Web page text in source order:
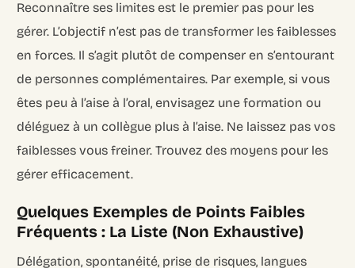
Reconnaître ses limites est le premier pas pour les
gérer. L’objectif n’est pas de transformer les faiblesses
en forces. Il s’agit plutôt de compenser en s’entourant
de personnes complémentaires. Par exemple, si vous
êtes peu à l’aise à l’oral, envisagez une formation ou
déléguez à un collègue plus à l’aise. Ne laissez pas vos
faiblesses vous freiner. Trouvez des moyens pour les
gérer efficacement.
Quelques Exemples de Points Faibles
Fréquents : La Liste (Non Exhaustive)
Délégation, spontanéité, prise de risques, langues